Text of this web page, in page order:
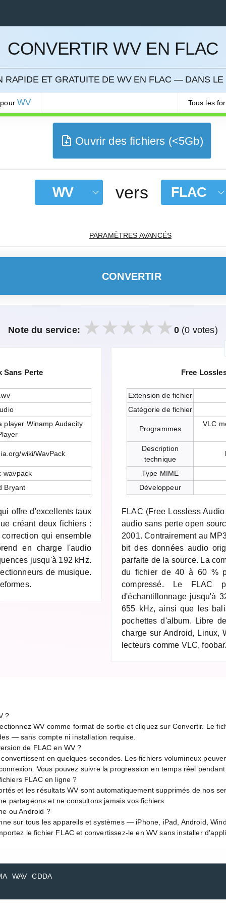
CONVERTIR WV EN FLAC
RAPIDE ET GRATUITE DE WV EN FLAC — DANS LE
pourWV Tous les
Ouvrir des fichiers (<5Gb)
WV vers FLAC
PARAMÈTRES AVANCÉS
CONVERTIR
Note du service: 0 (0 votes)
Sans Perte
player Winamp Audacity
wiki/WavPack
wavpack
Bryant
offre d'excellents taux
créant deux fichiers :
qui ensemble
en charge l'audio
jusqu'à 192 kHz.
de musique.
Free
Extension de fichier
Catégorie de fichier
Programmes
VLC
Description
technique
Type MIME
Développeur
FLAC (Free Lossless
audio sans perte open
2001. Contrairement au
bit des données audio
parfaite de la source. La
du fichier de 40 à 60 %
compressé. Le FLAC
d'échantillonnage jusqu'à
655 kHz, ainsi que les
pochettes d'album. Libre
charge sur Android, Linux,
lecteurs comme VLC,
?
WV comme format de sortie et cliquez sur Convertir. Le
— sans compte ni installation requise.
de FLAC en WV ?
en quelques secondes. Les fichiers volumineux
Vous pouvez suivre la progression en temps réel
FLAC en ligne ?
et les résultats WV sont automatiquement supprimés de nos
partageons et ne consultons jamais vos fichiers.
ou Android ?
sur tous les appareils et systèmes — iPhone, iPad, Android,
le fichier FLAC et convertissez-le en WV sans installer
WAV CDDA